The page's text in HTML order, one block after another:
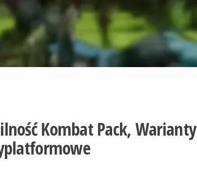
Kombat Pack, Warianty